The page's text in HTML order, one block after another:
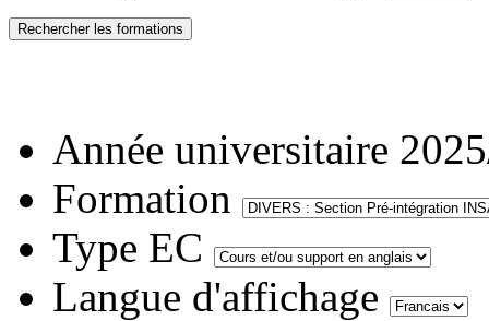
Année universitaire
Formation
Type EC
Langue d'affichage